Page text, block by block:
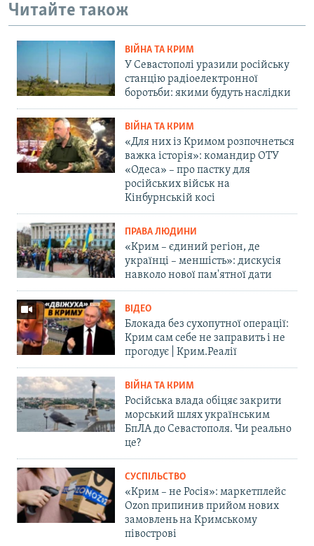
Читайте також
ВІЙНА ТА КРИМ
У Севастополі уразили російську
станцію радіоелектронної
боротьби: якими будуть наслідки
ВІЙНА ТА КРИМ
«Для них із Кримом розпочнеться
важка історія»: командир ОТУ
«Одеса» – про пастку для
російських військ на
Кінбурнській косі
ПРАВА ЛЮДИНИ
«Крим – єдиний регіон, де
українці – меншість»: дискусія
навколо нової пам'ятної дати
ВІДЕО
Блокада без сухопутної операції:
Крим сам себе не заправить і не
прогодує | Крим.Реалії
ВІЙНА ТА КРИМ
Російська влада обіцяє закрити
морський шлях українським
БпЛА до Севастополя. Чи реально
це?
СУСПІЛЬСТВО
«Крим – не Росія»: маркетплейс
Ozon припинив прийом нових
замовлень на Кримському
півострові